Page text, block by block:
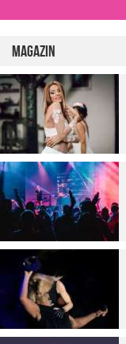
Magazin